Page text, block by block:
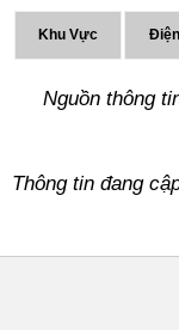
Khu Vực
Nguồn thông
Thông tin đang